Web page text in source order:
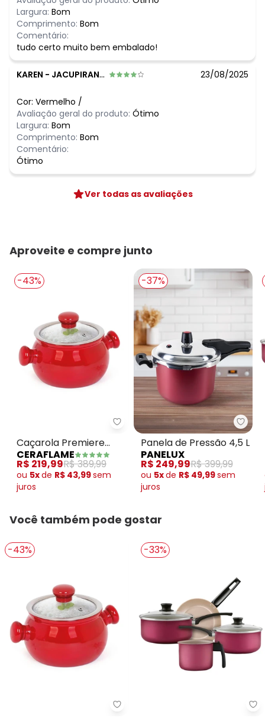
Largura: Bom
Comprimento: Bom
Comentário:
tudo certo muito bem embalado!
KAREN - JACUPIRANGA - SP 23/08/2025
Cor: Vermelho /
Avaliação geral do produto: Ótimo
Largura: Bom
Comprimento: Bom
Comentário:
Ótimo
Ver todas as avaliações
Aproveite e compre junto
-43%
Ceraflame - Caçarola
Caçarola Premiere
Vermelha 2,3 Litros
CERAFLAME
R$ 219,99R$ 389,99
ou 5xde R$ 43,99sem
juros
-37%
Panela de Pressão 4,5 L
PANELUX
R$ 249,99R$ 399,99
ou 5xde R$ 49,99sem
juros
Você também pode gostar
-43%
Ceraflame - Caçarola
-33%